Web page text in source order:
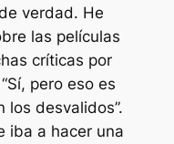
verdad. He
las películas
críticas por
pero eso es
los desvalidos”.
iba a hacer una